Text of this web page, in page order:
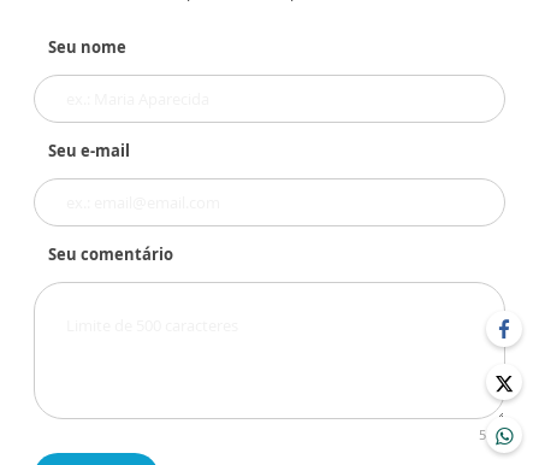
Seu nome
Seu e-mail
Seu comentário
500